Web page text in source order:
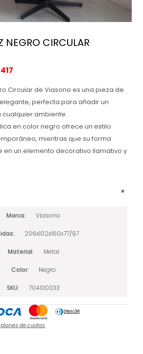
NEGRO CIRCULAR
417
Circular de Viasono es una pieza de
perfecta para añadir un
ambiente.
en color negro ofrece un estilo
mientras que su forma
en un elemento decorativo llamativo y
Marca Viasono
206x102x160x77/97
Material Metal
Color Negro
SKU 704010033
de cuotas